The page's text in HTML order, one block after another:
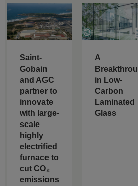
Saint-
Gobain
and AGC
partner to
innovate
with large-
scale
highly
electrified
furnace to
cut CO₂
emissions
A
in Low-
Carbon
Laminated
Glass